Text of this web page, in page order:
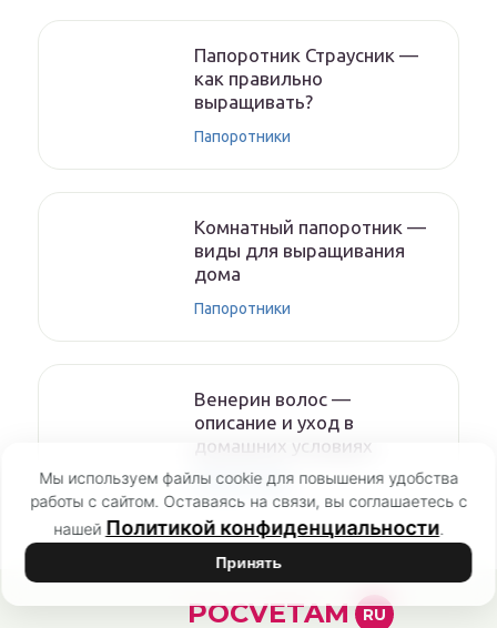
Папоротник Страусник —
как правильно
выращивать?
Папоротники
Комнатный папоротник —
виды для выращивания
дома
Папоротники
Венерин волос —
описание и уход в
домашних условиях
Папоротники
Мы используем файлы cookie для повышения удобства
работы с сайтом. Оставаясь на связи, вы соглашаетесь с
нашей Политикой конфиденциальности.
Принять
POCVETAM RU